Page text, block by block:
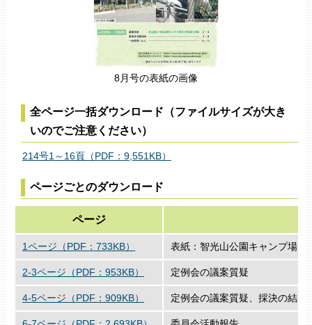
8月号の表紙の画像
全ページ一括ダウンロード（ファイルサイズが大き
いのでご注意ください）
214号1～16頁（PDF：9,551KB）
ページごとのダウンロード
ページ
1ページ（PDF：733KB） 表紙：智光山公園キャンプ場／
2-3ページ（PDF：953KB） 定例会の議案質疑
4-5ページ（PDF：909KB） 定例会の議案質疑、採決の結果